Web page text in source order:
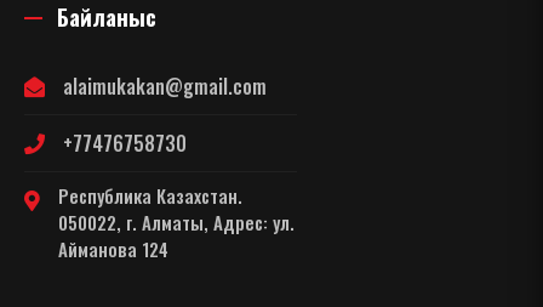
Байланыс
alaimukakan@gmail.com
+77476758730
Республика Казахстан.
050022, г. Алматы, Адрес: ул.
Айманова 124